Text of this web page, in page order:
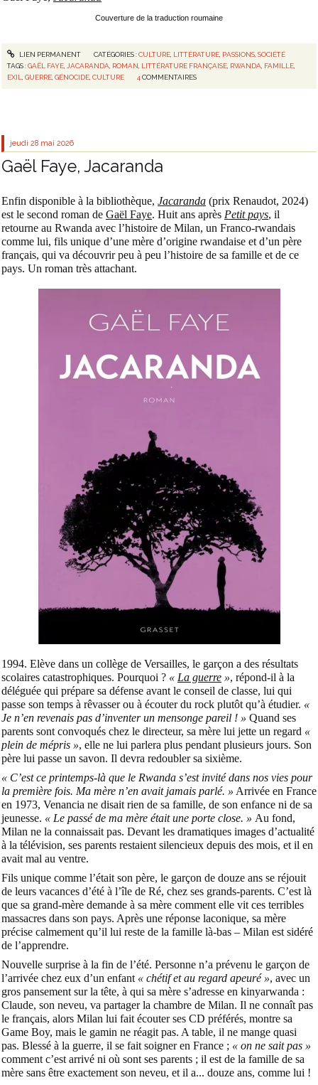
Couverture de la traduction roumaine
LIEN PERMANENT CATÉGORIES :CULTURE, LITTÉRATURE, PASSIONS, SOCIÉTÉ
TAGS :GAËL FAYE JACARANDA ROMAN LITTÉRATURE FRANÇAISE RWANDA FAMILLE
EXIL
,GUERRE ,GÉNOCIDE ,CULTURE 4 COMMENTAIRES
jeudi 28 mai 2026
Gaël Faye, Jacaranda
Enfin disponible à la bibliothèque, Jacaranda (prix Renaudot, 2024)
est le second roman de Gaël Faye. Huit ans après Petit pays, il
retourne au Rwanda avec l’histoire de Milan, un Franco-rwandais
comme lui, fils unique d’une mère d’origine rwandaise et d’un père
français, qui va découvrir peu à peu l’histoire de sa famille et de ce
pays. Un roman très attachant.
1994. Elève dans un collège de Versailles, le garçon a des résultats
scolaires catastrophiques. Pourquoi ? « La guerre », répond-il à la
déléguée qui prépare sa défense avant le conseil de classe, lui qui
passe son temps à rêvasser ou à écouter du rock plutôt qu’à étudier. «
Je n’en revenais pas d’inventer un mensonge pareil ! » Quand ses
parents sont convoqués chez le directeur, sa mère lui jette un regard «
plein de mépris », elle ne lui parlera plus pendant plusieurs jours. Son
père lui passe un savon. Il devra redoubler sa sixième.
« C’est ce printemps-là que le Rwanda s’est invité dans nos vies pour
la première fois. Ma mère n’en avait jamais parlé. » Arrivée en France
en 1973, Venancia ne disait rien de sa famille, de son enfance ni de sa
jeunesse. « Le passé de ma mère était une porte close. » Au fond,
Milan ne la connaissait pas. Devant les dramatiques images d’actualité
à la télévision, ses parents restaient silencieux depuis des mois, et il en
avait mal au ventre.
Fils unique comme l’était son père, le garçon de douze ans se réjouit
de leurs vacances d’été à l’île de Ré, chez ses grands-parents. C’est là
que sa grand-mère demande à sa mère comment elle vit ces terribles
massacres dans son pays. Après une réponse laconique, sa mère
précise calmement qu’il lui reste de la famille là-bas – Milan est sidéré
de l’apprendre.
Nouvelle surprise à la fin de l’été. Personne n’a prévenu le garçon de
l’arrivée chez eux d’un enfant « chétif et au regard apeuré », avec un
gros pansement sur la tête, à qui sa mère s’adresse en kinyarwanda :
Claude, son neveu, va partager la chambre de Milan. Il ne connaît pas
le français, alors Milan lui fait écouter ses CD préférés, montre sa
Game Boy, mais le gamin ne réagit pas. A table, il ne mange quasi
pas. Blessé à la guerre, il se fait soigner en France ; « on ne sait pas »
comment c’est arrivé ni où sont ses parents ; il est de la famille de sa
mère sans être exactement son neveu, et il a... douze ans, comme lui !